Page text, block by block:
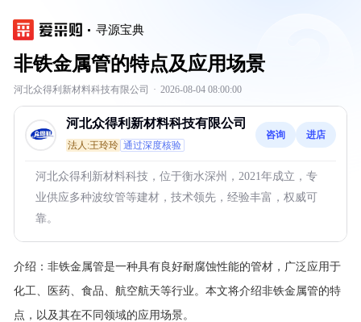
寻源宝典
非铁金属管的特点及应用场景
河北众得利新材料科技有限公司 · 2026-08-04 08:00:00
河北众得利新材料科技有限公司
法人:王玲玲 通过深度核验
咨询 进店
河北众得利新材料科技，位于衡水深州，2021年成立，专
业供应多种波纹管等建材，技术领先，经验丰富，权威可
靠。
介绍： 非铁金属管是一种具有良好耐腐蚀性能的管材，广泛应用于
化工、医药、食品、航空航天等行业。本文将介绍非铁金属管的特
点，以及其在不同领域的应用场景。